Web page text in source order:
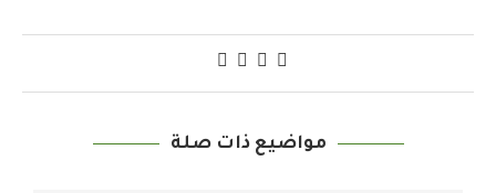
مواضيع ذات صلة